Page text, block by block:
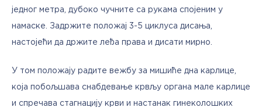
једног метра, дубоко чучните са рукама спојеним у
намаске. Задржите положај 3-5 циклуса дисања,
настојећи да држите леђа права и дисати мирно.
У том положају радите вежбу за мишиће дна карлице,
која побољшава снабдевање крвљу органа мале карлице
и спречава стагнацију крви и настанак гинеколошких